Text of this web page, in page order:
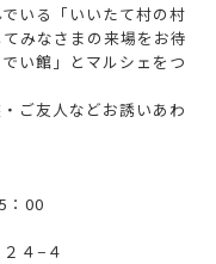
いる「いいたて村の村
みなさまの来場をお待
い館」とマルシェをつ
ご友人などお誘いあわ
：00
４−４